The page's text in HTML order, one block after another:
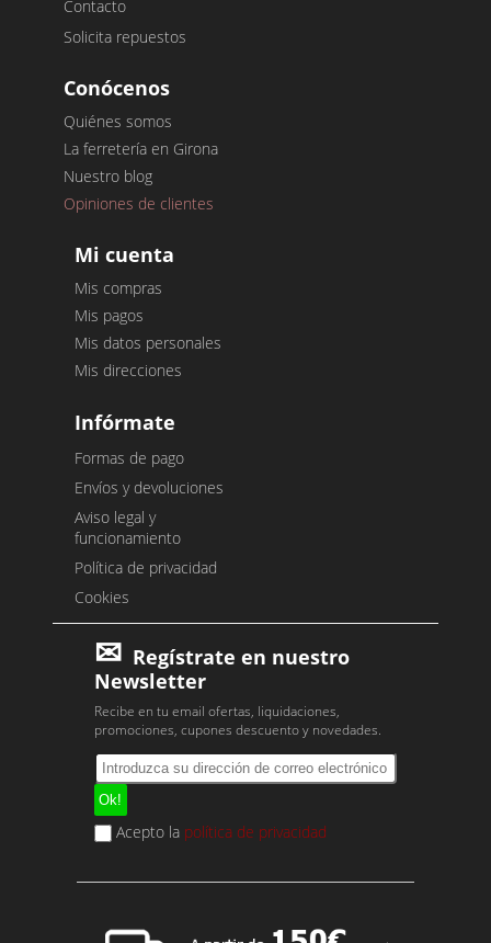
Contacto
Solicita repuestos
Conócenos
Quiénes somos
La ferretería en Girona
Nuestro blog
Opiniones de clientes
Mi cuenta
Mis compras
Mis pagos
Mis datos personales
Mis direcciones
Infórmate
Formas de pago
Envíos y devoluciones
Aviso legal y
funcionamiento
Política de privacidad
Cookies
Regístrate en nuestro
Newsletter
Recibe en tu email ofertas, liquidaciones,
promociones, cupones descuento y novedades.
Acepto la política de privacidad